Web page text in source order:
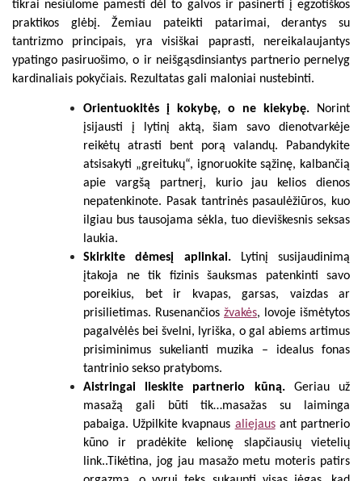
tikrai nesiūlome pamesti dėl to galvos ir pasinerti į egzotiškos
praktikos glėbį. Žemiau pateikti patarimai, derantys su
tantrizmo principais, yra visiškai paprasti, nereikalaujantys
ypatingo pasiruošimo, o ir neišgąsdinsiantys partnerio pernelyg
kardinaliais pokyčiais. Rezultatas gali maloniai nustebinti.
Orientuokitės į kokybę, o ne kiekybę. Norint
įsijausti į lytinį aktą, šiam savo dienotvarkėje
reikėtų atrasti bent porą valandų. Pabandykite
atsisakyti „greitukų“, ignoruokite sąžinę, kalbančią
apie vargšą partnerį, kurio jau kelios dienos
nepatenkinote. Pasak tantrinės pasaulėžiūros, kuo
ilgiau bus tausojama sėkla, tuo dieviškesnis seksas
laukia.
Skirkite dėmesį aplinkai.
Lytinį susijaudinimą
įtakoja ne tik fizinis šauksmas patenkinti savo
poreikius, bet ir kvapas, garsas, vaizdas ar
prisilietimas. Rusenančios žvakės, lovoje išmėtytos
pagalvėlės bei švelni, lyriška, o gal abiems artimus
prisiminimus sukelianti muzika – idealus fonas
tantrinio sekso pratyboms.
Aistringai lieskite partnerio kūną.
Geriau už
masažą gali būti tik…masažas su laiminga
pabaiga. Užpilkite kvapnaus aliejausant partnerio
kūno ir pradėkite kelionę slapčiausių vietelių
link..Tikėtina, jog jau masažo metu moteris patirs